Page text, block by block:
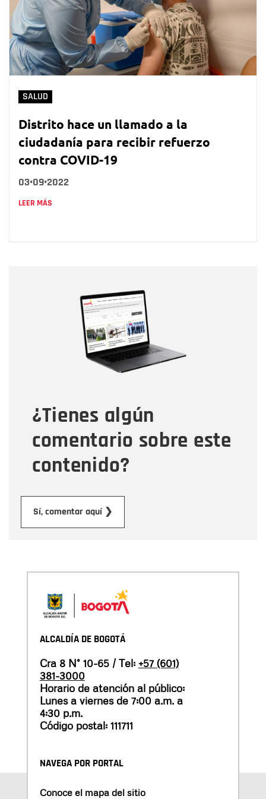
SALUD
Distrito hace un llamado a la
ciudadanía para recibir refuerzo
contra COVID-19
03•09•2022
LEER MÁS
¿Tienes algún
comentario sobre este
contenido?
Sí, comentar aquí ❯
Correo electrónico
Tipo de comentario
Mensaje
ALCALDÍA DE BOGOTÁ
Cra 8 N° 10-65 / Tel: +57 (601)
381-3000
Horario de atención al público:
Lunes a viernes de 7:00 a.m. a
4:30 p.m.
Código postal: 111711
NAVEGA POR PORTAL
Conoce el mapa del sitio